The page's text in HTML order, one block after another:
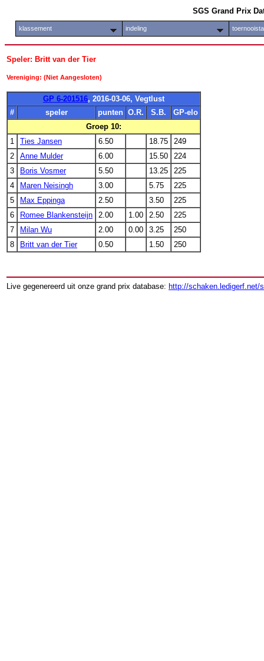
SGS Grand Prix
klassement indeling
Speler: Britt van der Tier
Vereniging: (Niet Aangesloten)
GP 6-201516, 2016-03-06, Vegtlust
#
speler punten O.R. S.B.
GP-elo
Groep 10:
1
Ties Jansen 6.50 18.75
249
2
Anne Mulder 6.00 15.50
224
3
Boris Vosmer 5.50 13.25
225
4
Maren Neisingh 3.00 5.75
225
5
Max Eppinga 2.50 3.50
225
6
Romee Blankensteijn 2.00 1.00 2.50
225
7
Milan Wu 2.00 0.00 3.25
250
8
Britt van der Tier 0.50 1.50 250
Live gegenereerd uit onze grand prix database: http://schaken.ledigerf.net/